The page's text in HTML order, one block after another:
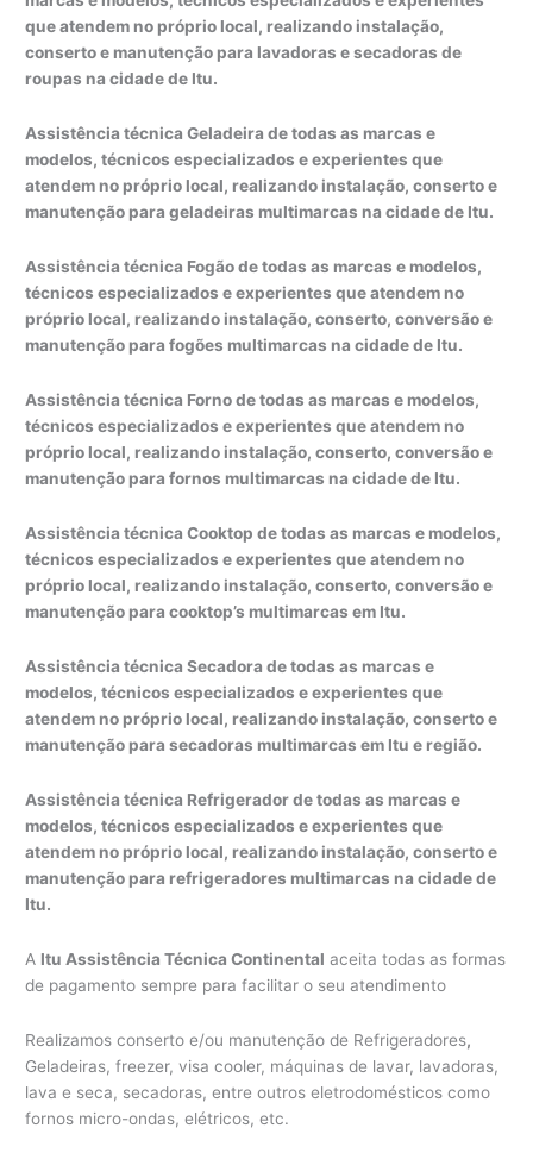
que atendem no próprio local, realizando instalação,
conserto e manutenção para lavadoras e secadoras de
roupas na cidade de Itu.
Assistência técnica Geladeira de todas as marcas e
modelos, técnicos especializados e experientes que
atendem no próprio local, realizando instalação, conserto e
manutenção para geladeiras multimarcas na cidade de Itu.
Assistência técnica Fogão de todas as marcas e modelos,
técnicos especializados e experientes que atendem no
próprio local, realizando instalação, conserto, conversão e
manutenção para fogões multimarcas na cidade de Itu.
Assistência técnica Forno de todas as marcas e modelos,
técnicos especializados e experientes que atendem no
próprio local, realizando instalação, conserto, conversão e
manutenção para fornos multimarcas na cidade de Itu.
Assistência técnica Cooktop de todas as marcas e modelos,
técnicos especializados e experientes que atendem no
próprio local, realizando instalação, conserto, conversão e
manutenção para cooktop’s multimarcas em Itu.
Assistência técnica Secadora de todas as marcas e
modelos, técnicos especializados e experientes que
atendem no próprio local, realizando instalação, conserto e
manutenção para secadoras multimarcas em Itu e região.
Assistência técnica Refrigerador de todas as marcas e
modelos, técnicos especializados e experientes que
atendem no próprio local, realizando instalação, conserto e
manutenção para refrigeradores multimarcas na cidade de
Itu.
A Itu Assistência Técnica Continental aceita todas as formas
de pagamento sempre para facilitar o seu atendimento
Realizamos conserto e/ou manutenção de Refrigeradores,
Geladeiras, freezer, visa cooler, máquinas de lavar, lavadoras,
lava e seca, secadoras, entre outros eletrodomésticos como
fornos micro-ondas, elétricos, etc.